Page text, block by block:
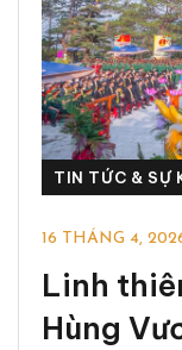
TIN TỨC & SỰ
16 THÁNG 4,
Linh
Hùng